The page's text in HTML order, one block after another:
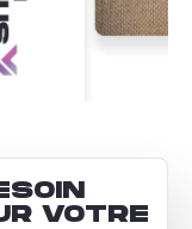
VOTRE